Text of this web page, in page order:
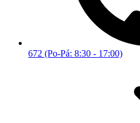
672 (Po-Pá: 8:30 - 17:00)